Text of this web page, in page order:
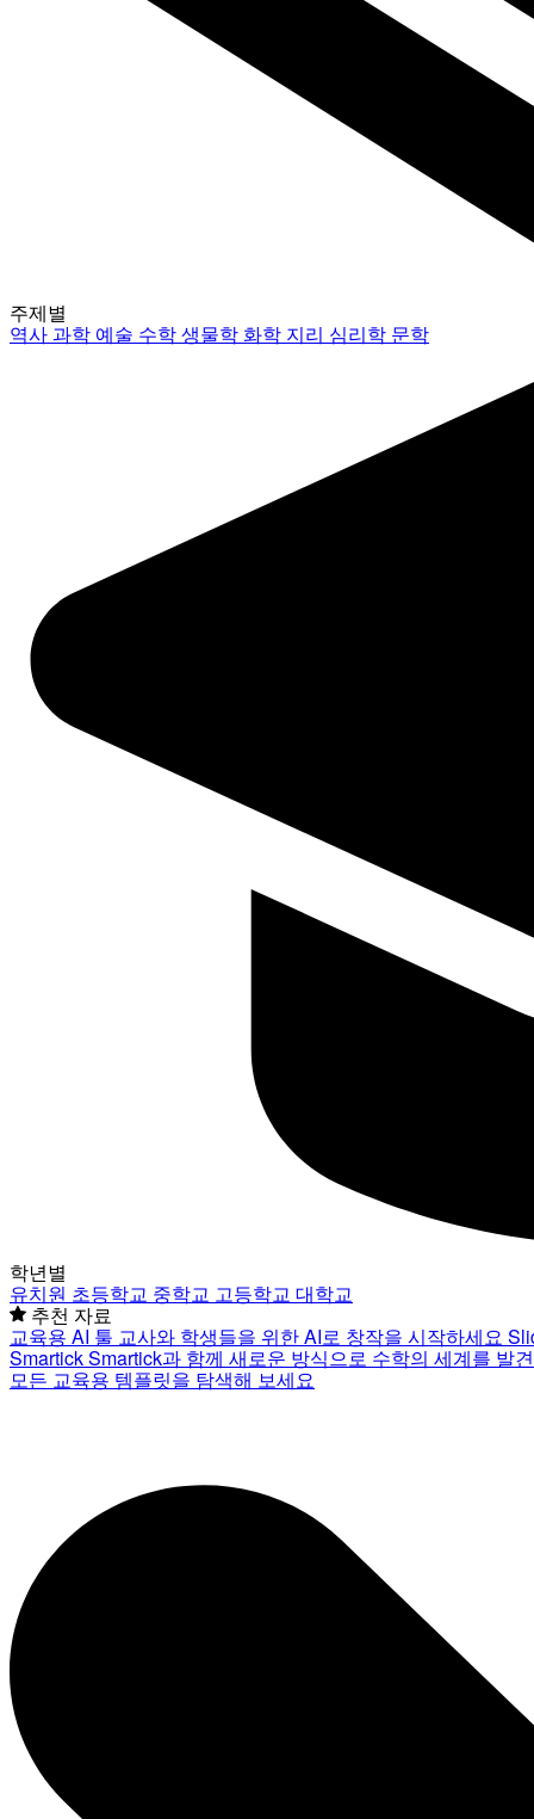
주제별
역사과학 예술 수학생물학 화학 지리 심리학 문학
학년별
유치원 초등학교 중학교 고등학교 대학교
추천 자료
교육용 AI 툴 교사와 학생들을 위한 AI로 창작을 시작하세요
SmartickSmartick과 함께 새로운 방식으로 수학의 세계를 발
모든 교육용 템플릿을 탐색해 보세요